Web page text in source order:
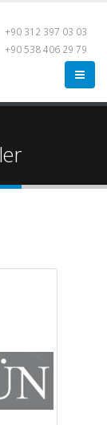
+90 312 397 03 03
+90 538 406 29 79